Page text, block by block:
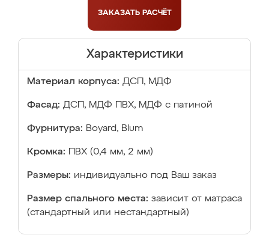
ЗАКАЗАТЬ РАСЧЁТ
Характеристики
Материал корпуса: ДСП, МДФ
Фасад: ДСП, МДФ ПВХ, МДФ с патиной
Фурнитура: Boyard, Blum
Кромка: ПВХ (0,4 мм, 2 мм)
Размеры: индивидуально под Ваш заказ
Размер спального места: зависит от матраса
(стандартный или нестандартный)